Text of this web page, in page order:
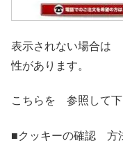
表示されない場合は
性があります。
こちらを 参照して下
■クッキーの確認 方